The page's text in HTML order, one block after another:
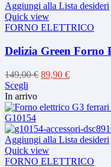
Aggiungi alla Lista desideri
Quick view
FORNO ELETTRICO
Delizia Green Forno
149,00€ Il
era:
89,90 €Il
è:
Scegli
prodotto
ha
più
varianti.
Le
opzioni
possono
In arrivo
Aggiungi alla Lista desideri
Quick view
FORNO ELETTRICO